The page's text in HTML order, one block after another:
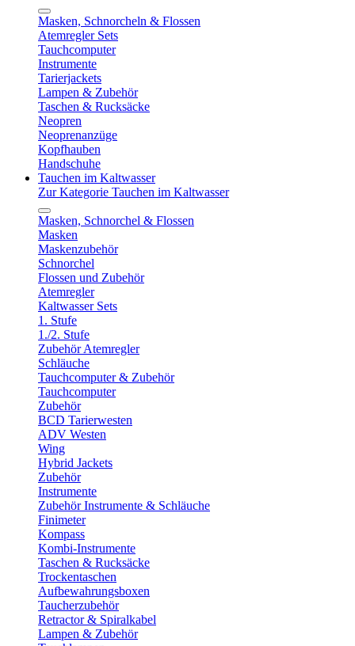
Masken, Schnorcheln & Flossen
Atemregler Sets
Tauchcomputer
Instrumente
Tarierjackets
Lampen & Zubehör
Taschen & Rucksäcke
Neopren
Neoprenanzüge
Kopfhauben
Handschuhe
Tauchen im Kaltwasser
Zur Kategorie Tauchen im Kaltwasser
Masken, Schnorchel & Flossen
Masken
Maskenzubehör
Schnorchel
Flossen und Zubehör
Atemregler
Kaltwasser Sets
1. Stufe
1./2. Stufe
Zubehör Atemregler
Schläuche
Tauchcomputer & Zubehör
Tauchcomputer
Zubehör
BCD Tarierwesten
ADV Westen
Wing
Hybrid Jackets
Zubehör
Instrumente
Zubehör Instrumente & Schläuche
Finimeter
Kompass
Kombi-Instrumente
Taschen & Rucksäcke
Trockentaschen
Aufbewahrungsboxen
Taucherzubehör
Retractor & Spiralkabel
Lampen & Zubehör